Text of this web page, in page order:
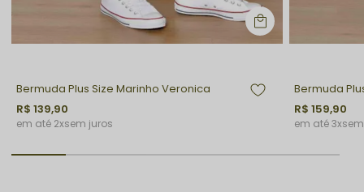
Bermuda Plus Size Marinho Veronica
R$ 139,90
2xsem juros
Bermuda
R$ 159,90
3x